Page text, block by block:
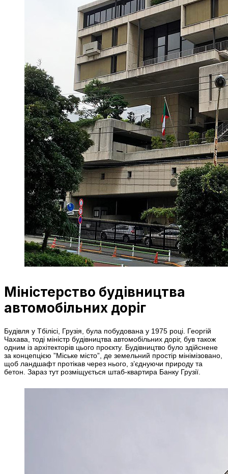
Міністерство будівництва
автомобільних доріг
Будівля у Тбілісі, Грузія, була побудована у 1975 році. Георгій
Чахава, тоді міністр будівництва автомобільних доріг, був також
одним із архітекторів цього проєкту. Будівництво було здійснене
за концепцією ”Міське місто”, де земельний простір мінімізовано,
щоб ландшафт протікав через нього, з’єднуючи природу та
бетон. Зараз тут розміщується штаб-квартира Банку Грузії.